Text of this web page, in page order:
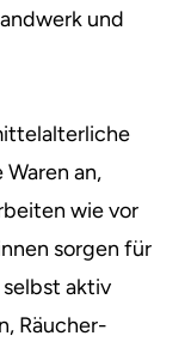
und
an,
wie vor
sorgen für
selbst aktiv
Räucher-